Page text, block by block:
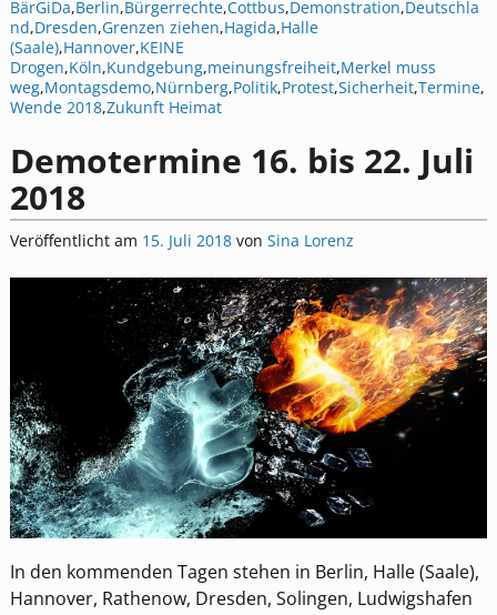
BärGiDa,Berlin,Bürgerrechte,Cottbus,Demonstration,Deutschla
nd,Dresden,Grenzen ziehen,Hagida,Halle
(Saale),Hannover,KEINE
Drogen,Köln,Kundgebung,meinungsfreiheit,Merkel muss
weg,Montagsdemo,Nürnberg,Politik,Protest,Sicherheit,Termine,
Wende 2018,Zukunft Heimat
Demotermine 16. bis 22. Juli
2018
Veröffentlicht am 15. Juli 2018 von Sina Lorenz
In den kommenden Tagen stehen in Berlin, Halle (Saale),
Hannover, Rathenow, Dresden, Solingen, Ludwigshafen